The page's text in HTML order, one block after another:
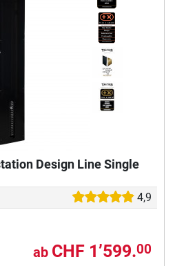
Design Line Single
4,9
ab CHF 1’599.00